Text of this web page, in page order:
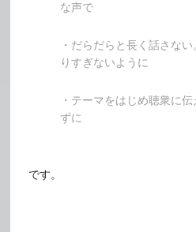
な声で
・だらだらと長く話さな
りすぎないように
・テーマをはじめ聴衆に
ずに
です。